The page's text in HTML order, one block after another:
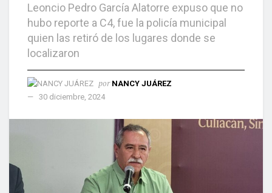
Leoncio Pedro García Alatorre expuso que no
hubo reporte a C4, fue la policía municipal
quien las retiró de los lugares donde se
localizaron
por NANCY JUÁREZ
30 diciembre, 2024